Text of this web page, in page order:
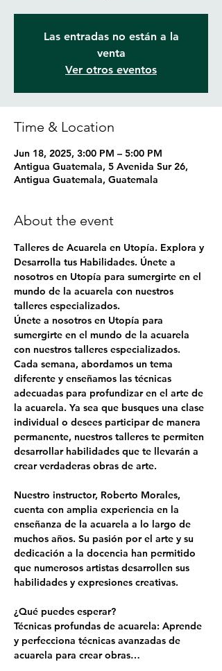
Las entradas no están a la
venta
Ver otros eventos
Time & Location
Jun 18, 2025, 3:00 PM – 5:00 PM
Antigua Guatemala, 5 Avenida Sur 26,
Antigua Guatemala, Guatemala
About the event
Talleres de Acuarela en Utopía. Explora y
Desarrolla tus Habilidades. Únete a
nosotros en Utopía para sumergirte en el
mundo de la acuarela con nuestros
talleres especializados.
Únete a nosotros en Utopía para
sumergirte en el mundo de la acuarela
con nuestros talleres especializados.
Cada semana, abordamos un tema
diferente y enseñamos las técnicas
adecuadas para profundizar en el arte de
la acuarela. Ya sea que busques una clase
individual o desees participar de manera
permanente, nuestros talleres te permiten
desarrollar habilidades que te llevarán a
crear verdaderas obras de arte.
Nuestro instructor, Roberto Morales,
cuenta con amplia experiencia en la
enseñanza de la acuarela a lo largo de
muchos años. Su pasión por el arte y su
dedicación a la docencia han permitido
que numerosos artistas desarrollen sus
habilidades y expresiones creativas.
¿Qué puedes esperar?
Técnicas profundas de acuarela: Aprende
y perfecciona técnicas avanzadas de
acuarela para crear obras…